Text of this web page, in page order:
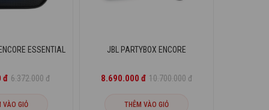
ESSENTIAL
đ 6.372.000 đ
VÀO GIỎ
JBL PARTYBOX ENCORE
8.690.000 đ 10.700.000 đ
THÊM VÀO GIỎ